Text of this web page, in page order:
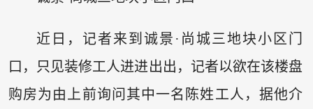
近日，记者来到诚景·尚城三地块小区门
口，只见装修工人进进出出，记者以欲在该楼盘
购房为由上前询问其中一名陈姓工人，据他介